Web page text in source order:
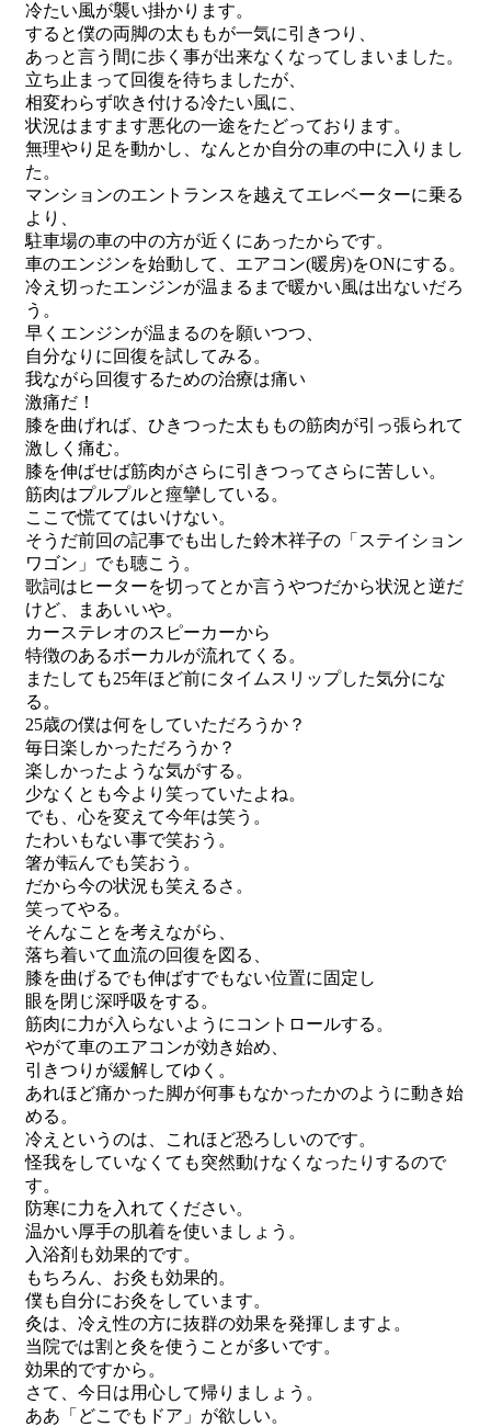
冷たい風が襲い掛かります。
すると僕の両脚の太ももが一気に引きつり、
あっと言う間に歩く事が出来なくなってしまいました。
立ち止まって回復を待ちましたが、
相変わらず吹き付ける冷たい風に、
状況はますます悪化の一途をたどっております。
無理やり足を動かし、なんとか自分の車の中に入りまし
た。
マンションのエントランスを越えてエレベーターに乗る
より、
駐車場の車の中の方が近くにあったからです。
車のエンジンを始動して、エアコン(暖房)をONにする。
冷え切ったエンジンが温まるまで暖かい風は出ないだろ
う。
早くエンジンが温まるのを願いつつ、
自分なりに回復を試してみる。
我ながら回復するための治療は痛い
激痛だ！
膝を曲げれば、ひきつった太ももの筋肉が引っ張られて
激しく痛む。
膝を伸ばせば筋肉がさらに引きつってさらに苦しい。
筋肉はプルプルと痙攣している。
ここで慌ててはいけない。
そうだ前回の記事でも出した鈴木祥子の「ステイション
ワゴン」でも聴こう。
歌詞はヒーターを切ってとか言うやつだから状況と逆だ
けど、まあいいや。
カーステレオのスピーカーから
特徴のあるボーカルが流れてくる。
またしても25年ほど前にタイムスリップした気分にな
る。
25歳の僕は何をしていただろうか？
毎日楽しかっただろうか？
楽しかったような気がする。
少なくとも今より笑っていたよね。
でも、心を変えて今年は笑う。
たわいもない事で笑おう。
箸が転んでも笑おう。
だから今の状況も笑えるさ。
笑ってやる。
そんなことを考えながら、
落ち着いて血流の回復を図る、
膝を曲げるでも伸ばすでもない位置に固定し
眼を閉じ深呼吸をする。
筋肉に力が入らないようにコントロールする。
やがて車のエアコンが効き始め、
引きつりが緩解してゆく。
あれほど痛かった脚が何事もなかったかのように動き始
める。
冷えというのは、これほど恐ろしいのです。
怪我をしていなくても突然動けなくなったりするので
す。
防寒に力を入れてください。
温かい厚手の肌着を使いましょう。
入浴剤も効果的です。
もちろん、お灸も効果的。
僕も自分にお灸をしています。
灸は、冷え性の方に抜群の効果を発揮しますよ。
当院では割と灸を使うことが多いです。
効果的ですから。
さて、今日は用心して帰りましょう。
ああ「どこでもドア」が欲しい。